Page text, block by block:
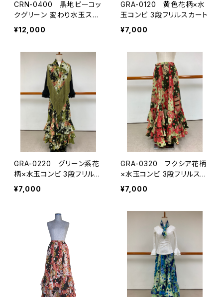
CRN-0400 黒地ピーコッ
クグリーン 変わり水玉スカ
ート
¥12,000
GRA-0120 黄色花柄×水
玉コンビ 3段フリルスカート
¥7,000
GRA-0220 グリーン系花
柄×水玉コンビ 3段フリルス
カート
¥7,000
GRA-0320 フクシア花柄
×水玉コンビ 3段フリルスカ
ート
¥7,000